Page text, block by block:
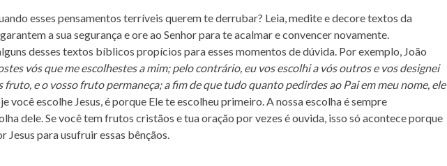
esses pensamentos terríveis querem te derrubar? Leia, medite e decore textos da
a sua segurança e ore ao Senhor para te acalmar e convencer novamente.
desses textos bíblicos propícios para esses momentos de dúvida. Por exemplo, João
vós que me escolhestes a mim; pelo contrário, eu vos escolhi a vós outros e vos designei
fruto, e o vosso fruto permaneça; a fim de que tudo quanto pedirdes ao Pai em meu nome, ele
você escolhe Jesus, é porque Ele te escolheu primeiro. A nossa escolha é sempre
dele. Se você tem frutos cristãos e tua oração por vezes é ouvida, isso só acontece porque
Jesus para usufruir essas bênçãos.